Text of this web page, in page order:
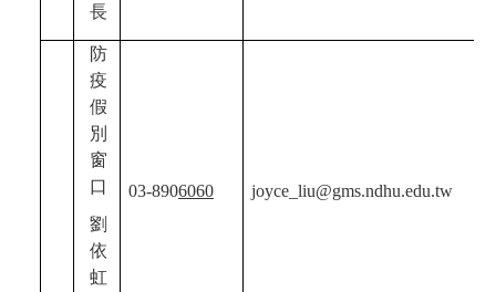
長
防
疫
假
別
窗
口
劉
依
虹
03-8906060 joyce_liu@gms.ndhu.edu.tw